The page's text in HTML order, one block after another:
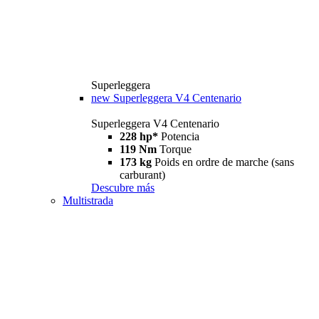
Superleggera
new Superleggera V4 Centenario
Superleggera V4 Centenario
228 hp* Potencia
119 Nm Torque
173 kg Poids en ordre de marche (sans
carburant)
Descubre más
Multistrada